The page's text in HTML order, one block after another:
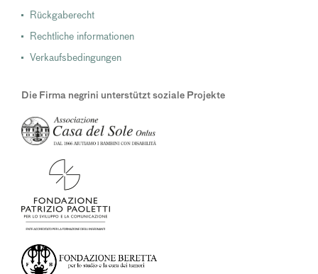
Rückgaberecht
Rechtliche informationen
Verkaufsbedingungen
Die Firma negrini unterstützt soziale Projekte